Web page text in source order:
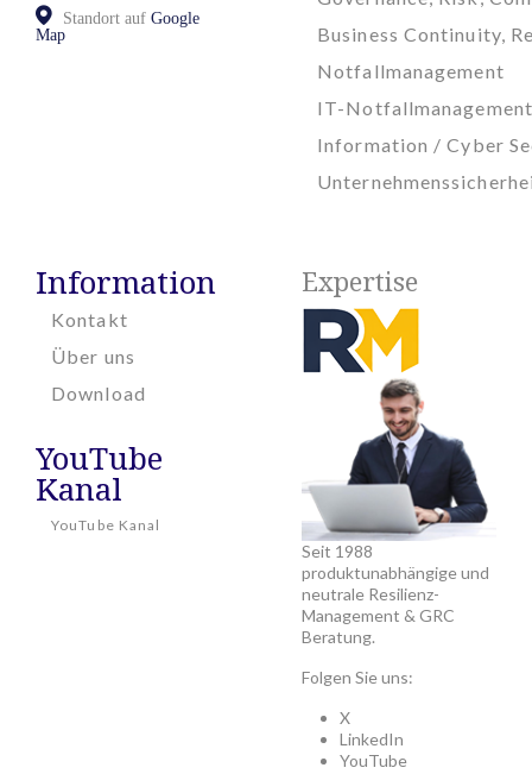
Standort auf Google
Map
Business Continuity,
Notfallmanagement
IT-Notfallmanagement
Information / Cyber
Information
Kontakt
Über uns
Download
YouTube
Kanal
YouTube Kanal
Expertise
Seit 1988
produktunabhängige und
neutrale Resilienz-
Management & GRC
Beratung.
Folgen Sie uns:
X
LinkedIn
YouTube